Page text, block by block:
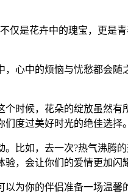
仅是花卉中的瑰宝，更
心中的烦恼与忧愁都会
时候，花朵的绽放虽然
度过美好时光的绝佳选择。
比如，去一次?热气沸腾
，会让你们的爱情更加闪
为你的伴侣准备一场温